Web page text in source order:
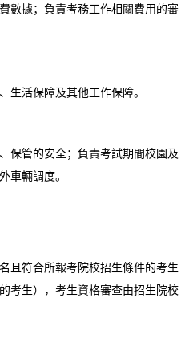
數據；負責考務工作相關費用的審
生活保障及其他工作保障。
保管的安全；負責考試期間校園及
車輛調度。
且符合所報考院校招生條件的考生
考生），考生資格審查由招生院校